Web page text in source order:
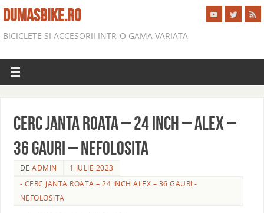
DUMASBIKE.RO
BICICLETE SI ACCESORII INTR-O GAMA VARIATA
CERC JANTA ROATA – 24 INCH – ALEX –
36 GAURI – NEFOLOSITA
DEADMIN
1 IULIE 2023
- CERC JANTA ROATA – 24 INCH ALEX – 36 GAURI -
NEFOLOSITA